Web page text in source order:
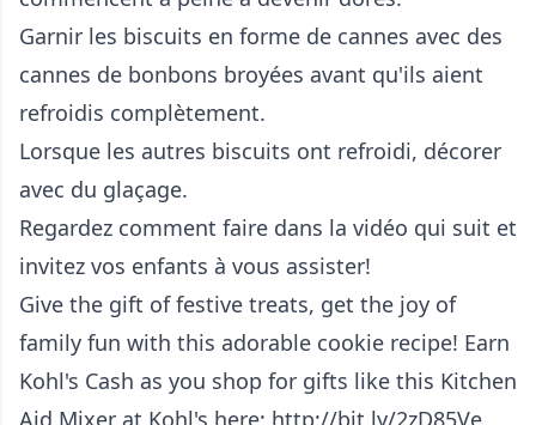
Garnir les biscuits en forme de cannes avec des
cannes de bonbons broyées avant qu'ils aient
refroidis complètement.
Lorsque les autres biscuits ont refroidi, décorer
avec du glaçage.
Regardez comment faire dans la vidéo qui suit et
invitez vos enfants à vous assister!
Give the gift of festive treats, get the joy of
family fun with this adorable cookie recipe! Earn
Kohl's Cash as you shop for gifts like this Kitchen
Aid Mixer at Kohl's here: http://bit.ly/2zD85Ve